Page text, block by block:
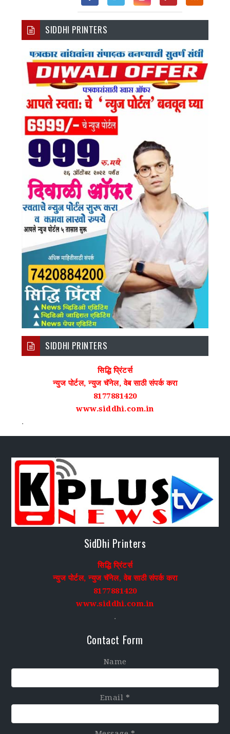
Fac
Ebo
Ok
Twi
Inst
Am
You
E
SIDDHI PRINTERS
SIDDHI PRINTERS
सिद्धि प्रिंटर्स
न्युज पोर्टल, न्युज चॅनेल, वेब साठी संपर्क करा
8177881420
www.siddhi.com.in
.
SidDhi Printers
सिद्धि प्रिंटर्स
न्युज पोर्टल, न्युज चॅनेल, वेब साठी संपर्क करा
8177881420
www.siddhi.com.in
.
Contact Form
Name
Email *